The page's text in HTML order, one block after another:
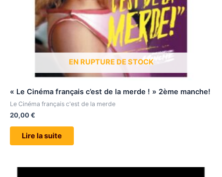
EN RUPTURE DE STOCK
« Le Cinéma français c’est de la merde ! » 2ème manche!
Le Cinéma français c'est de la merde
20,00€
Lire la suite